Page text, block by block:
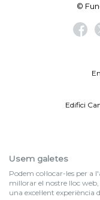
©
Edifici
Usem galetes
Podem col·locar-les per a
millorar el nostre lloc
una excel·lent